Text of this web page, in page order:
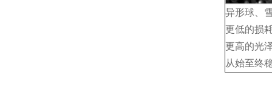
异形球、
更低的损
更高的光
从始至终